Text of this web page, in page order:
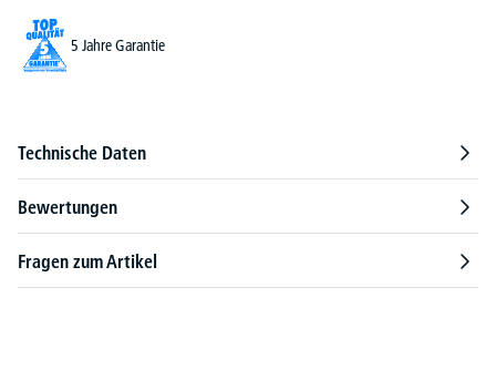
5 Jahre Garantie
Technische Daten
Bewertungen
Fragen zum Artikel